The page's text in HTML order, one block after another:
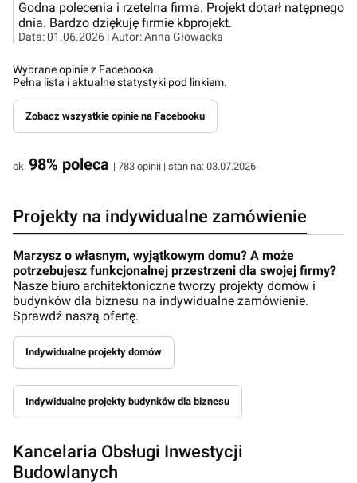
Godna polecenia i rzetelna firma. Projekt dotarł natępnego
dnia. Bardzo dziękuję firmie kbprojekt.
Data:01.06.2026 | Autor:Anna Głowacka
Wybrane opinie z Facebooka.
Pełna lista i aktualne statystyki pod linkiem.
Zobacz wszystkie opinie na Facebooku
ok. 98% poleca | 783 opinii | stan na: 03.07.2026
Projekty na indywidualne zamówienie
Marzysz o własnym, wyjątkowym domu? A może
potrzebujesz funkcjonalnej przestrzeni dla swojej firmy?
Nasze biuro architektoniczne tworzy projekty domów i
budynków dla biznesu na indywidualne zamówienie.
Sprawdź naszą ofertę.
Indywidualne projekty domów
Indywidualne projekty budynków dla biznesu
Kancelaria Obsługi Inwestycji
Budowlanych